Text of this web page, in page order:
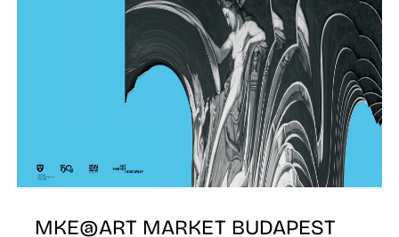
MKE@ART MARKET BUDAPEST